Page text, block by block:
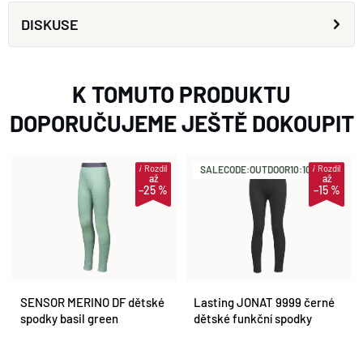
DISKUSE
K TOMUTO PRODUKTU
DOPORUČUJEME JEŠTĚ DOKOUPIT
až
–25 %
iRozdíl
SENSOR MERINO DF dětské
spodky basil green
SALECODE:OUTDOOR10:10:%
až
–15 %
iRozdíl
Lasting JONAT 9999 černé
dětské funkční spodky